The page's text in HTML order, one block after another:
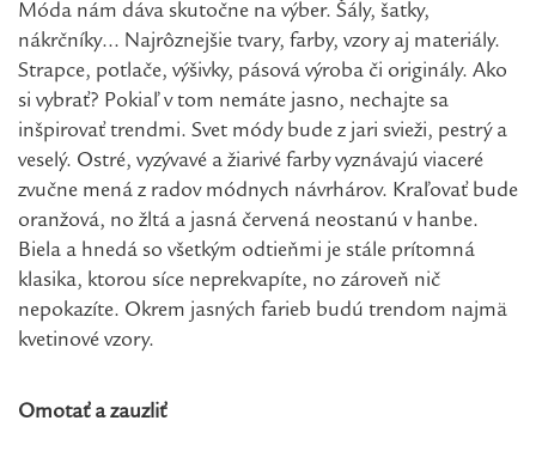
Móda nám dáva skutočne na výber. Šály, šatky,
nákrčníky… Najrôznejšie tvary, farby, vzory aj materiály.
Strapce, potlače, výšivky, pásová výroba či originály. Ako
si vybrať? Pokiaľ v tom nemáte jasno, nechajte sa
inšpirovať trendmi. Svet módy bude z jari svieži, pestrý a
veselý. Ostré, vyzývavé a žiarivé farby vyznávajú viaceré
zvučne mená z radov módnych návrhárov. Kraľovať bude
oranžová, no žltá a jasná červená neostanú v hanbe.
Biela a hnedá so všetkým odtieňmi je stále prítomná
klasika, ktorou síce neprekvapíte, no zároveň nič
nepokazíte. Okrem jasných farieb budú trendom najmä
kvetinové vzory.
Omotať a zauzliť